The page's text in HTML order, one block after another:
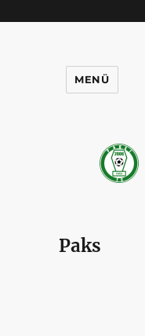
MENÜ
Paks